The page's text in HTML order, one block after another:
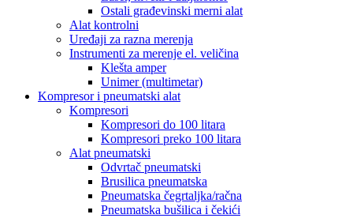
Ostali građevinski merni alat
Alat kontrolni
Uređaji za razna merenja
Instrumenti za merenje el. veličina
Klešta amper
Unimer (multimetar)
Kompresor i pneumatski alat
Kompresori
Kompresori do 100 litara
Kompresori preko 100 litara
Alat pneumatski
Odvrtač pneumatski
Brusilica pneumatska
Pneumatska čegrtaljka/račna
Pneumatska bušilica i čekići